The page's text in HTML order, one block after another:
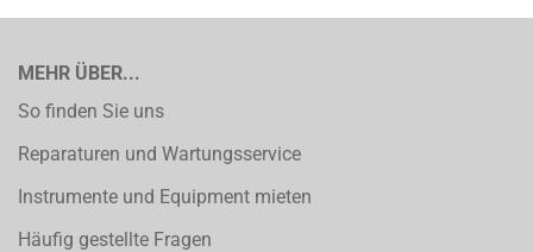
MEHR ÜBER...
So finden Sie uns
Reparaturen und Wartungsservice
Instrumente und Equipment mieten
Häufig gestellte Fragen